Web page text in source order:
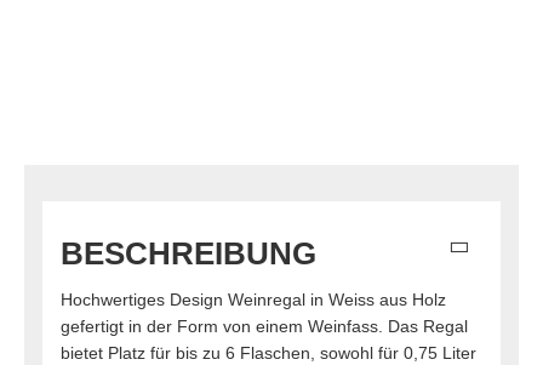
BESCHREIBUNG
Hochwertiges Design Weinregal in Weiss aus Holz
gefertigt in der Form von einem Weinfass. Das Regal
bietet Platz für bis zu 6 Flaschen, sowohl für 0,75 Liter